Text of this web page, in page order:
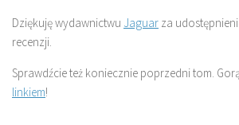
Dziękuję wydawnictwu Jaguar za
recenzji.
Sprawdźcie też koniecznie poprzedni tom.
linkiem!